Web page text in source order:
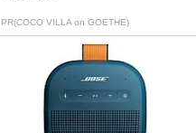
PR(COCO VILLA on GOETHE)